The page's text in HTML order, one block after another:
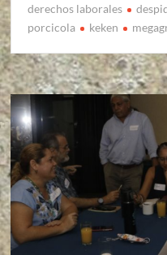
derechos laborales
porcicola
keken